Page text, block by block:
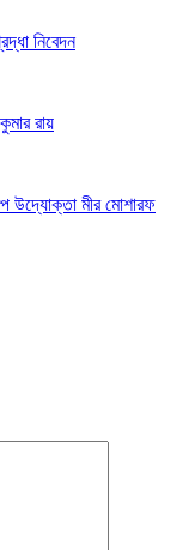
নিবেদন
রায়
উদ্যোক্তা মীর মোশারফ